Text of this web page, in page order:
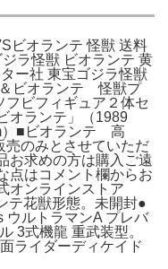
ビオランテ 怪獣 送料
ラ怪獣 ビオランテ 黄
ー社 東宝ゴジラ怪獣
ビオランテ 怪獣プ
フビフィギュア２体セ
ランテ」（1989
■ビオランテ 高
のみとさせていただ
お求めの方は購入ご遠
点はコメント欄からお
オンラインストア
テ花獣形態。未開封●
ルトラマンA プレバ
3式機龍 重武装型。
ライダーディケイド